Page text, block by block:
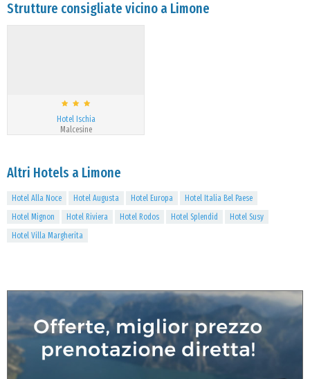
Strutture consigliate vicino a Limone
Hotel Ischia
Malcesine
Altri Hotels a Limone
Hotel Alla Noce Hotel Augusta Hotel Europa
Hotel Italia Bel Paese
Hotel Mignon
Hotel Riviera Hotel Rodos Hotel Splendid
Hotel Susy
Hotel Villa Margherita